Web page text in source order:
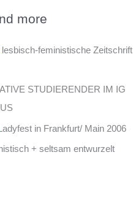
more
lesbisch-feministische Zeitschrift
STUDIERENDER IM IG
in Frankfurt/ Main 2006
+ seltsam entwurzelt